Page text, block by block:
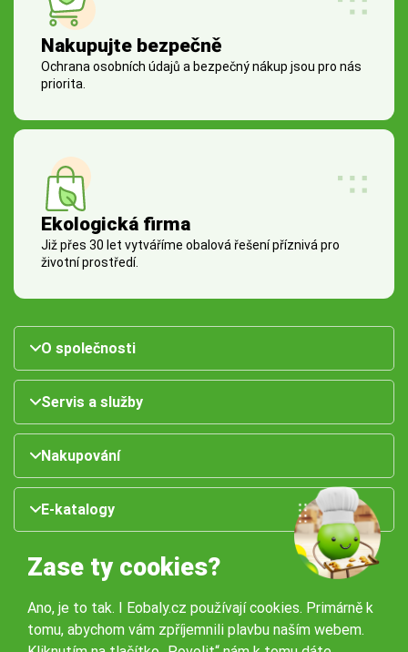
Nakupujte bezpečně
Ochrana osobních údajů a bezpečný nákup jsou pro nás
priorita.
Ekologická firma
Již přes 30 let vytváříme obalová řešení příznivá pro
životní prostředí.
O společnosti
Servis a služby
Nakupování
E-katalogy
Zase ty cookies?
Ano, je to tak. I Eobaly.cz používají cookies. Primárně k
tomu, abychom vám zpříjemnili plavbu naším webem.